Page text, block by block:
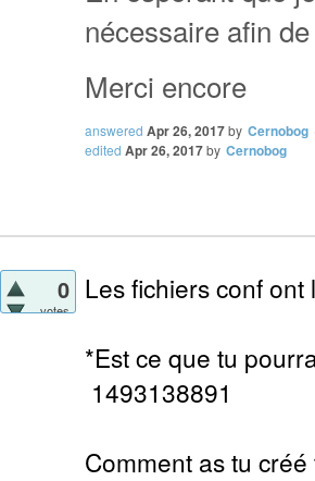
nécessaire afin
Merci encore
answered Apr 26, 2017by Cernobog
edited Apr 26, 2017by Cernobog
0
votes
Les fichiers conf ont
*Est ce que tu
1493138891
Comment as tu